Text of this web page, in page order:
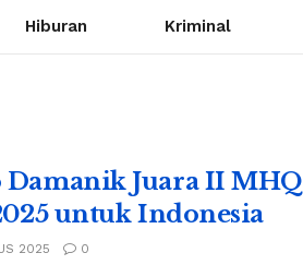
Hiburan Kriminal
Damanik Juara II MHQ
untuk Indonesia
2025 0